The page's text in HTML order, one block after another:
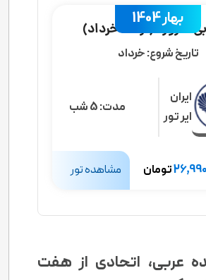
بهار 1404
خرداد)
تاریخ شروع:خرداد
ایران
ایر تور
مدت:5 شب
تومان مشاهده تور
عربی، اتحادی از هفت